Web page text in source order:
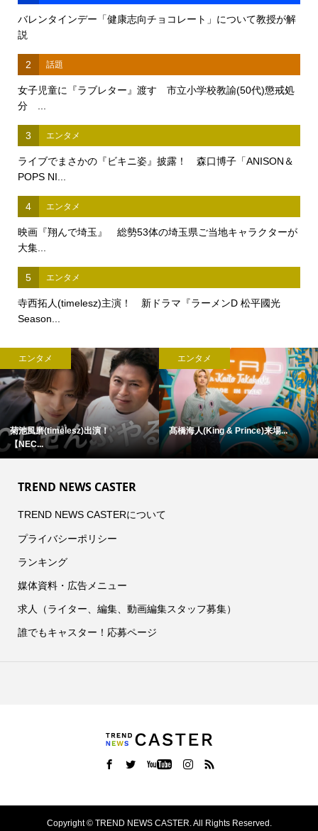
バレンタインデー「健康志向チョコレート」について教授が解
説
2 話題
女子児童に『ラブレター』渡す 市立小学校教諭(50代)懲戒処
分 ...
3 エンタメ
ライブでまさかの『ビキニ姿』披露！ 森口博子「ANISON＆
POPS NI...
4 エンタメ
映画『翔んで埼玉』 総勢53体の埼玉県ご当地キャラクターが
大集...
5 エンタメ
寺西拓人(timelesz)主演！ 新ドラマ『ラーメンD 松平國光
Season...
エンタメ
『手越祐也 LIVE TOUR 2026
SUPER...
エンタメ
浜田省吾 『ON THE ROAD 1988』
TREND NEWS CASTER
TREND NEWS CASTERについて
プライバシーポリシー
ランキング
媒体資料・広告メニュー
求人（ライター、編集、動画編集スタッフ募集）
誰でもキャスター！応募ページ
Copyright ©TREND NEWS CASTER. All Rights Reserved.